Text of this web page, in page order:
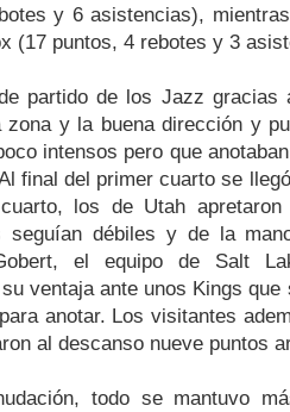
y 6 asistencias),
(17 puntos, 4 rebotes y 3
partido de los Jazz gracias
zona y la buena dirección y
intensos pero que
final del primer cuarto se
los de Utah
seguían débiles y de la
el equipo de Salt
ventaja ante unos Kings
anotar. Los visitantes
al descanso nueve puntos
todo se mantuvo